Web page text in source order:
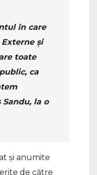
în care
și
toate
ca
Sandu, la o
și anumite
de către